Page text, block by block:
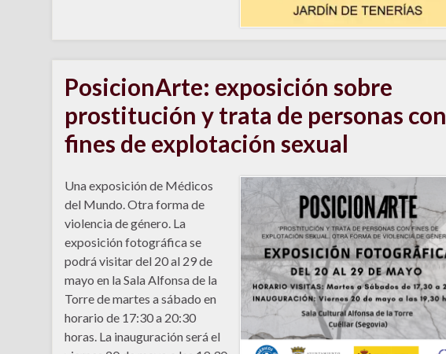
PosicionArte: exposición sobre
prostitución y trata de personas con
fines de explotación sexual
Una exposición de Médicos
del Mundo. Otra forma de
violencia de género. La
exposición fotográfica se
podrá visitar del 20 al 29 de
mayo en la Sala Alfonsa de la
Torre de martes a sábado en
horario de 17:30 a 20:30
horas. La inauguración será el